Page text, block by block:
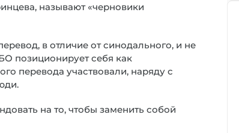
называют «черновики
в отличие от синодального, и не
позиционирует себя как
перевода участвовали, наряду с
на то, чтобы заменить собой